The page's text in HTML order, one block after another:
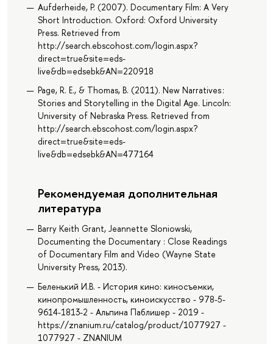
Aufderheide, P. (2007). Documentary Film: A Very
Short Introduction. Oxford: Oxford University
Press. Retrieved from
http://search.ebscohost.com/login.aspx?
direct=true&site=eds-
live&db=edsebk&AN=220918
Page, R. E., & Thomas, B. (2011). New Narratives :
Stories and Storytelling in the Digital Age. Lincoln:
University of Nebraska Press. Retrieved from
http://search.ebscohost.com/login.aspx?
direct=true&site=eds-
live&db=edsebk&AN=477164
Рекомендуемая дополнительная
литература
Barry Keith Grant, Jeannette Sloniowski,
Documenting the Documentary : Close Readings
of Documentary Film and Video (Wayne State
University Press, 2013).
Беленький И.В. - История кино: киносъемки,
кинопромышленность, киноискусство - 978-5-
9614-1813-2 - Альпина Паблишер - 2019 -
https://znanium.ru/catalog/product/1077927 -
1077927 - ZNANIUM